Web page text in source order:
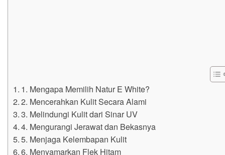
1. Mengapa Memilih Natur E White?
2. Mencerahkan Kulit Secara Alami
3. Melindungi Kulit dari Sinar UV
4. Mengurangi Jerawat dan Bekasnya
5. Menjaga Kelembapan Kulit
6. Menyamarkan Flek Hitam